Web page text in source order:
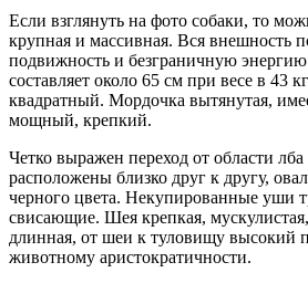
Если взглянуть на фото собаки, то
крупная и массивная. Вся внешность
подвижность и безграничную
составляет около 65 см при весе в 43
квадратный. Мордочка вытянутая,
мощный, крепкий.
Четко выражен переход от области
расположены близко друг к другу,
черного цвета. Некупированные уши
свисающие. Шея крепкая,
длинная, от шеи к туловищу высокий
животному аристократичности.